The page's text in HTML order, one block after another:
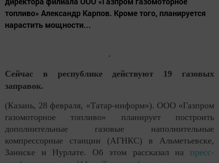
топливо» Александр Карпов. Кроме того, планируется
нарастить мощности...
Сейчас в республике действуют 19 газовых
заправок.
(Казань, 28 февраля, «Татар-информ»). ООО «Газпром
газомоторное топливо» планирует построить
дополнительные газовые наполнительные
компрессорные станции (АГНКС) в Альметьевске,
Заинске и Нурлате. Об этом рассказал на пресс-